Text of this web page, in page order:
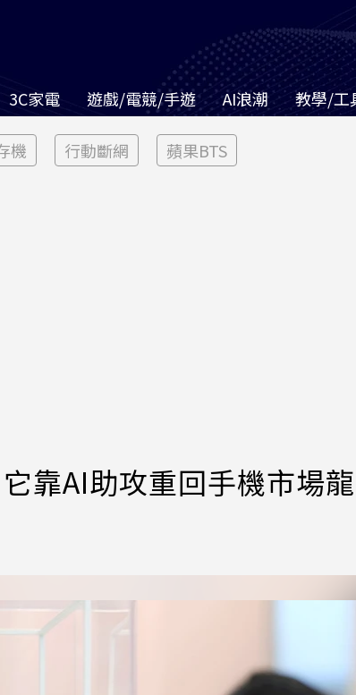
3C家電 遊戲/電競/手遊 AI浪潮 教學/工
機 行動斷網 蘋果BTS
靠AI助攻重回手機市場